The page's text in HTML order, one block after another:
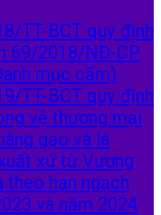
TT-BCT quy định
69/2018/NĐ-CP
mục cấm)
TT-BCT quy định
vệ thương mại
gạo và lá
xứ từ Vương
theo hạn ngạch
và năm 2024